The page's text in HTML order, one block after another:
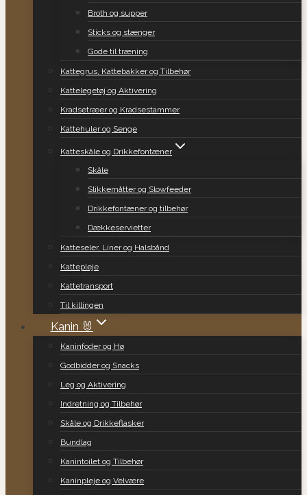
Broth og supper
Sticks og stænger
Gode til træning
Kattegrus, Kattebakker og Tilbehør
Kattelegetøj og Aktivering
Kradsetræer og Kradsestammer
Kattehuler og Senge
Katteskåle og Drikkefontæner
Skåle
Slikkemåtter og Slowfeeder
Drikkefontæner og tilbehør
Dækkeservietter
Katteseler, Liner og Halsbånd
Kattepleje
Kattetransport
Til killingen
Kanin 🐰
Kaninfoder og Hø
Godbidder og Snacks
Leg og Aktivering
Indretning og Tilbehør
Skåle og Drikkeflasker
Bundlag
Kanintoilet og Tilbehør
Kaninpleje og Velvære